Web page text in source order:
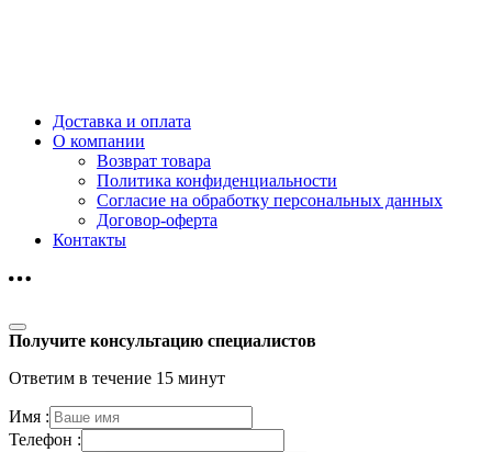
Доставка и оплата
О компании
Возврат товара
Политика конфиденциальности
Согласие на обработку персональных данных
Договор-оферта
Контакты
Получите консультацию специалистов
Ответим в течение 15 минут
Имя :
Телефон :